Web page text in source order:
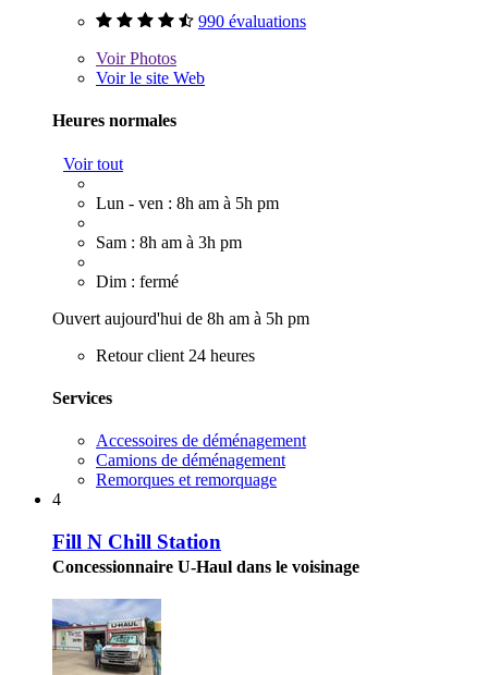
990 évaluations
VoirPhotos
Voir le site Web
Heures normales
Voir tout
Lun - ven : 8h am à 5h pm
Sam : 8h am à 3h pm
Dim : fermé
Ouvert aujourd'hui de 8h am à 5h pm
Retour client 24 heures
Services
Accessoires de déménagement
Camions de déménagement
Remorques et remorquage
4
Fill N Chill Station
Concessionnaire U-Haul dans le voisinage